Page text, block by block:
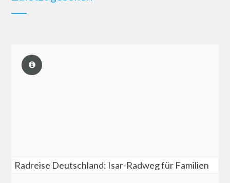
Radreise Deutschland: Isar-Radweg für Familien